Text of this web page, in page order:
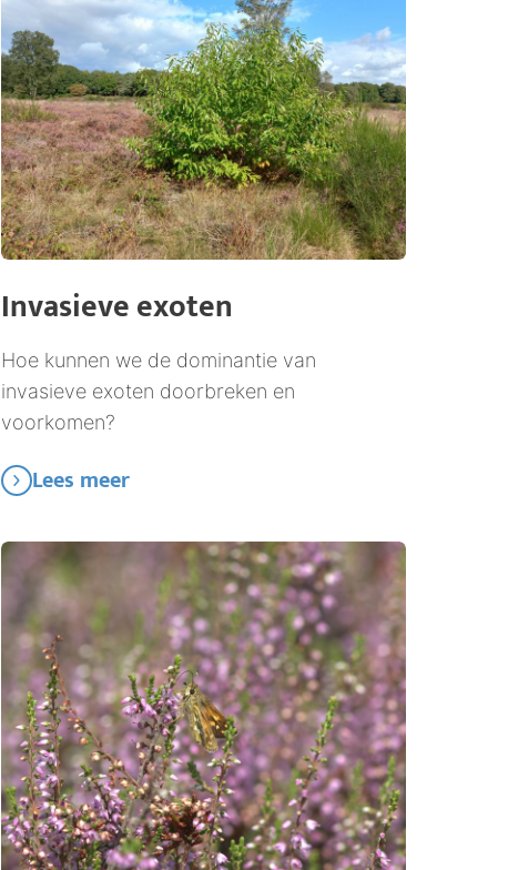
Invasieve exoten
Hoe kunnen we de dominantie van
invasieve exoten doorbreken en
voorkomen?
Lees meer